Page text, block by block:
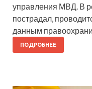
управления МВД. В
пострадал,
данным
ПОДРОБНЕЕ